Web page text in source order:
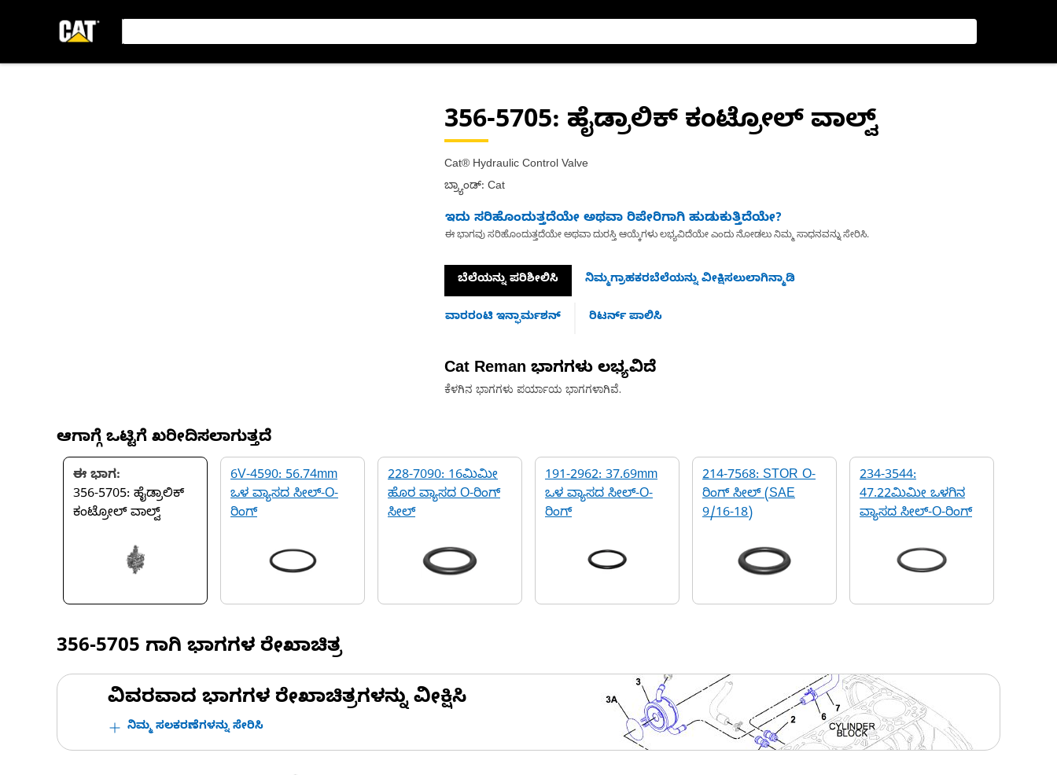
356-5705: ಹೈಡ್ರಾಲಿಕ್ ಕಂಟ್ರೋಲ್ ವಾಲ್ವ್
Cat® Hydraulic Control Valve
ಬ್ರ್ಯಾಂಡ್: Cat
ಇದು ಸರಿಹೊಂದುತ್ತದೆಯೇ ಅಥವಾ ರಿಪೇರಿಗಾಗಿ ಹುಡುಕುತ್ತಿದೆಯೇ?
ಈ ಭಾಗವು ಸರಿಹೊಂದುತ್ತದೆಯೇ ಅಥವಾ ದುರಸ್ತಿ ಆಯ್ಕೆಗಳು ಲಭ್ಯವಿದೆಯೇ ಎಂದು ನೋಡಲು ನಿಮ್ಮ ಸಾಧನವನ್ನು ಸೇರಿಸಿ.
ಬೆಲೆಯನ್ನು ಪರಿಶೀಲಿಸಿ ನಿಮ್ಮಗ್ರಾಹಕರಬೆಲೆಯನ್ನು ವೀಕ್ಷಿಸಲುಲಾಗಿನ್ಮಾಡಿ
ವಾರರಂಟಿ ಇನ್ಫಾರ್ಮಶನ್ ರಿಟರ್ನ್ ಪಾಲಿಸಿ
Cat Reman ಭಾಗಗಳು ಲಭ್ಯವಿದೆ
ಕೆಳಗಿನ ಭಾಗಗಳು ಪರ್ಯಾಯ ಭಾಗಗಳಾಗಿವೆ.
ಆಗಾಗ್ಗೆ ಒಟ್ಟಿಗೆ ಖರೀದಿಸಲಾಗುತ್ತದೆ
ಈ ಭಾಗ:
356-5705: ಹೈಡ್ರಾಲಿಕ್
ಕಂಟ್ರೋಲ್ ವಾಲ್ವ್
6V-4590: 56.74mm
ಒಳ ವ್ಯಾಸದ ಸೀಲ್-O-
ರಿಂಗ್
228-7090: 16ಮಿಮೀ
ಹೊರ ವ್ಯಾಸದ O-ರಿಂಗ್
ಸೀಲ್
191-2962: 37.69mm
ಒಳ ವ್ಯಾಸದ ಸೀಲ್-O-
ರಿಂಗ್
214-7568: STOR O-
ರಿಂಗ್ ಸೀಲ್ (SAE
9/16-18)
234-3544:
47.22ಮಿಮೀ ಒಳಗಿನ
ವ್ಯಾಸದ ಸೀಲ್-O-ರಿಂಗ್
356-5705 ಗಾಗಿ ಭಾಗಗಳ ರೇಖಾಚಿತ್ರ
ವಿವರವಾದ ಭಾಗಗಳ ರೇಖಾಚಿತ್ರಗಳನ್ನು ವೀಕ್ಷಿಸಿ
ನಿಮ್ಮ ಸಲಕರಣೆಗಳನ್ನು ಸೇರಿಸಿ